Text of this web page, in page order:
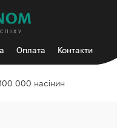
Оплата Контакти
000 насінин